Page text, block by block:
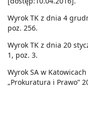
Wyrok TK z dnia 4
poz. 256.
Wyrok TK z dnia 20
1, poz. 3.
Wyrok SA w
„Prokuratura i Prawo”